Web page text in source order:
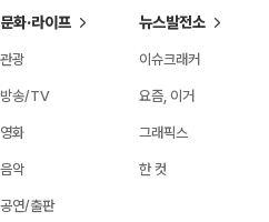
문화·라이프
관광
방송/TV
영화
음악
공연/출판
뉴스발전소
이슈크래커
요즘, 이거
그래픽스
한 컷